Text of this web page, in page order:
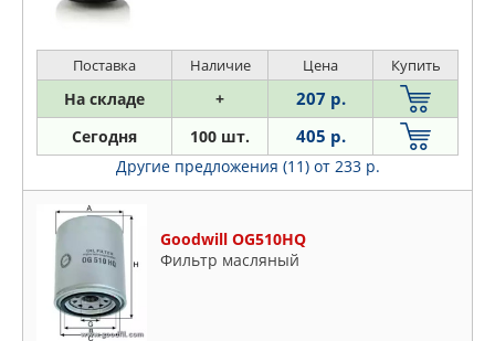
Поставка Наличие Цена Купить
На складе + 207 р.
Сегодня 100 шт. 405 р.
Другие предложения (11) от 233 р.
Goodwill OG510HQ
Фильтр масляный